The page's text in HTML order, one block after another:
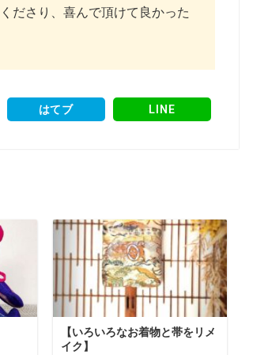
ださり、喜んで頂けて良かった
はてブ LINE
【いろいろなお着物と帯をリメ
イク】